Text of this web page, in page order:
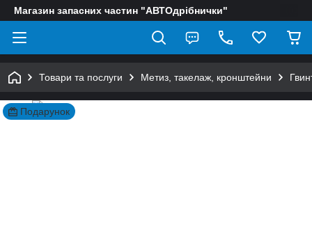
Магазин запасних частин "АВТОдрібнички"
Товари та послуги Метиз, такелаж, кронштейни
Подарунок